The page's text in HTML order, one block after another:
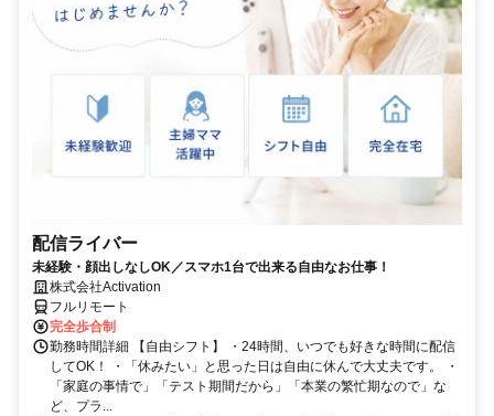
配信ライバー
未経験・顔出しなしOK／スマホ1台で出来る自由なお仕事！
株式会社Activation
フルリモート
完全歩合制
勤務時間詳細 【自由シフト】 ・24時間、いつでも好きな時間に配信
してOK！ ・「休みたい」と思った日は自由に休んで大丈夫です。 ・
「家庭の事情で」「テスト期間だから」「本業の繁忙期なので」な
ど、プラ...